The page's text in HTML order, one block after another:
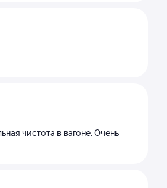
чистота в вагоне. Очень